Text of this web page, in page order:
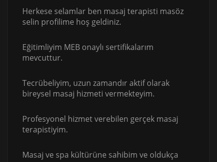
Herkese selamlar ben masaj terapisti masöz
selin profilime hoş geldiniz.
Eğitimliyim MEB onaylı sertifikalarım
mevcuttur.
Tecrübeliyim, uzun zamandır aktif olarak
bireysel masaj hizmeti vermekteyim.
Profesyonel hizmet verebilen gerçek masaj
terapistiyim.
Masaj ve spa kültürüne sahibim ve oldukça